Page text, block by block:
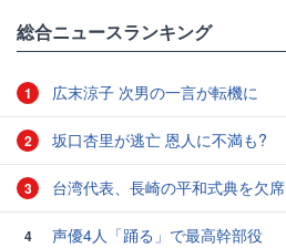
総合ニュースランキング
1 広末涼子 次男の一言が転機に
2 坂口杏里が逃亡 恩人に不満も?
3 台湾代表、長崎の平和式典を欠席
4 声優4人「踊る」で最高幹部役